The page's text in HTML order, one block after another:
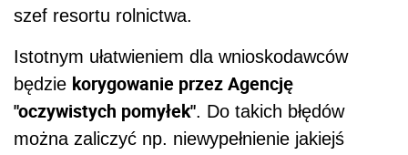
szef resortu rolnictwa.
Istotnym ułatwieniem dla wnioskodawców
będzie korygowanie przez Agencję
"oczywistych pomyłek". Do takich błędów
można zaliczyć np. niewypełnienie jakiejś